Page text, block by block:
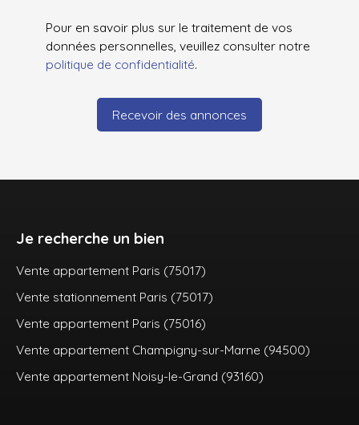
Pour en savoir plus sur le traitement de vos
données personnelles, veuillez consulter notre
politique de confidentialité.
Recevoir des annonces
Je recherche un bien
Vente appartement Paris (75017)
Vente stationnement Paris (75017)
Vente appartement Paris (75016)
Vente appartement Champigny-sur-Marne (94500)
Vente appartement Noisy-le-Grand (93160)